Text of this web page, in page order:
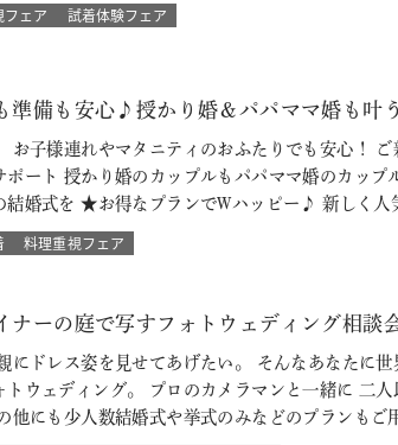
フェア
試着体験フェア
準備も安心♪授かり婚＆パパママ婚も叶
お子様連れやマタニティのおふたりでも安心！
ポート 授かり婚のカップルもパパママ婚のカッ
結婚式を ★お得なプランでWハッピー♪ 新しく
料理重視フェア
ナーの庭で写すフォトウェディング相談
にドレス姿を見せてあげたい。 そんなあなたに
ウェディング。 プロのカメラマンと一緒に 二
にも少人数結婚式や挙式のみなどのプランもご